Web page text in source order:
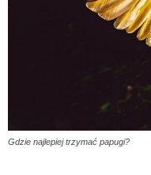
Gdzie najlepiej trzymać papugi?